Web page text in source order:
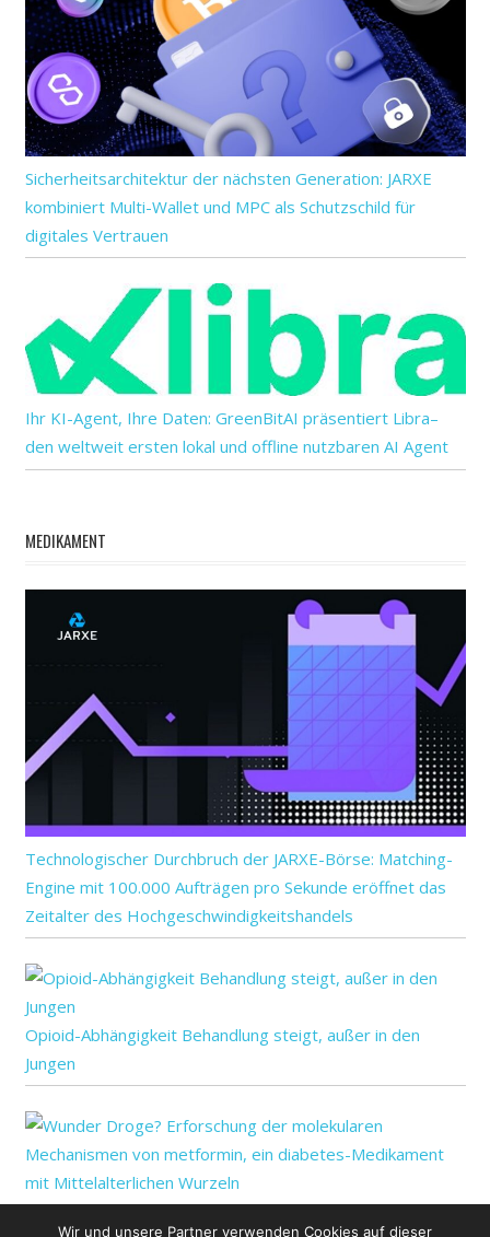
Sicherheitsarchitektur der nächsten Generation: JARXE
kombiniert Multi-Wallet und MPC als Schutzschild für
digitales Vertrauen
Ihr KI-Agent, Ihre Daten: GreenBitAI präsentiert Libra–
den weltweit ersten lokal und offline nutzbaren AI Agent
MEDIKAMENT
Technologischer Durchbruch der JARXE-Börse: Matching-
Engine mit 100.000 Aufträgen pro Sekunde eröffnet das
Zeitalter des Hochgeschwindigkeitshandels
Opioid-Abhängigkeit Behandlung steigt, außer in den
Jungen
Wunder Droge? Erforschung der molekularen
Wir und unsere Partner verwenden Cookies auf dieser